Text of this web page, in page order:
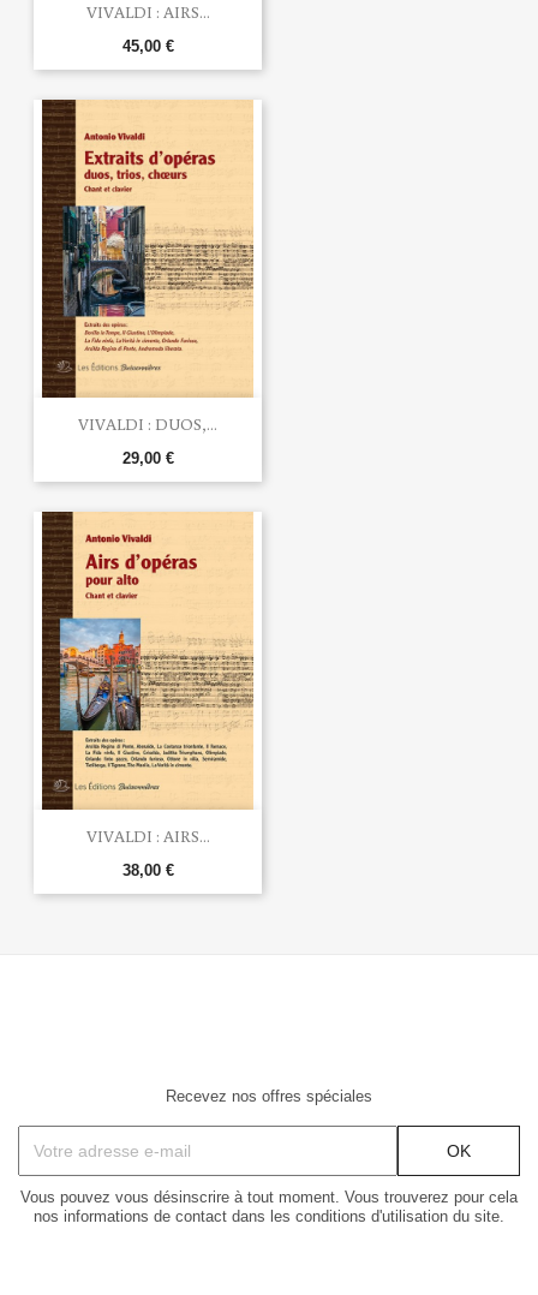
VIVALDI : AIRS...
45,00 €
VIVALDI : DUOS,...
29,00 €
VIVALDI : AIRS...
38,00 €
Recevez nos offres spéciales
Vous pouvez vous désinscrire à tout moment. Vous trouverez pour cela
nos informations de contact dans les conditions d'utilisation du site.